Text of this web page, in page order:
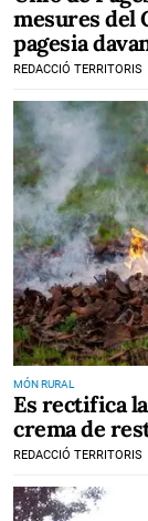
mesures del
pagesia
REDACCIÓ TERRITORIS
MÓN RURAL
Es rectifica
crema de
REDACCIÓ TERRITORIS